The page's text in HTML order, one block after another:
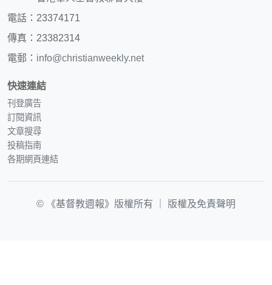
電話：23374171
傳真：23382314
電郵： info@christianweekly.net
快速連結
刊登廣告
訂閱資訊
文章搜尋
投稿指南
各期網頁連結
© 《基督教週報》版權所有 ｜ 版權及免責聲明